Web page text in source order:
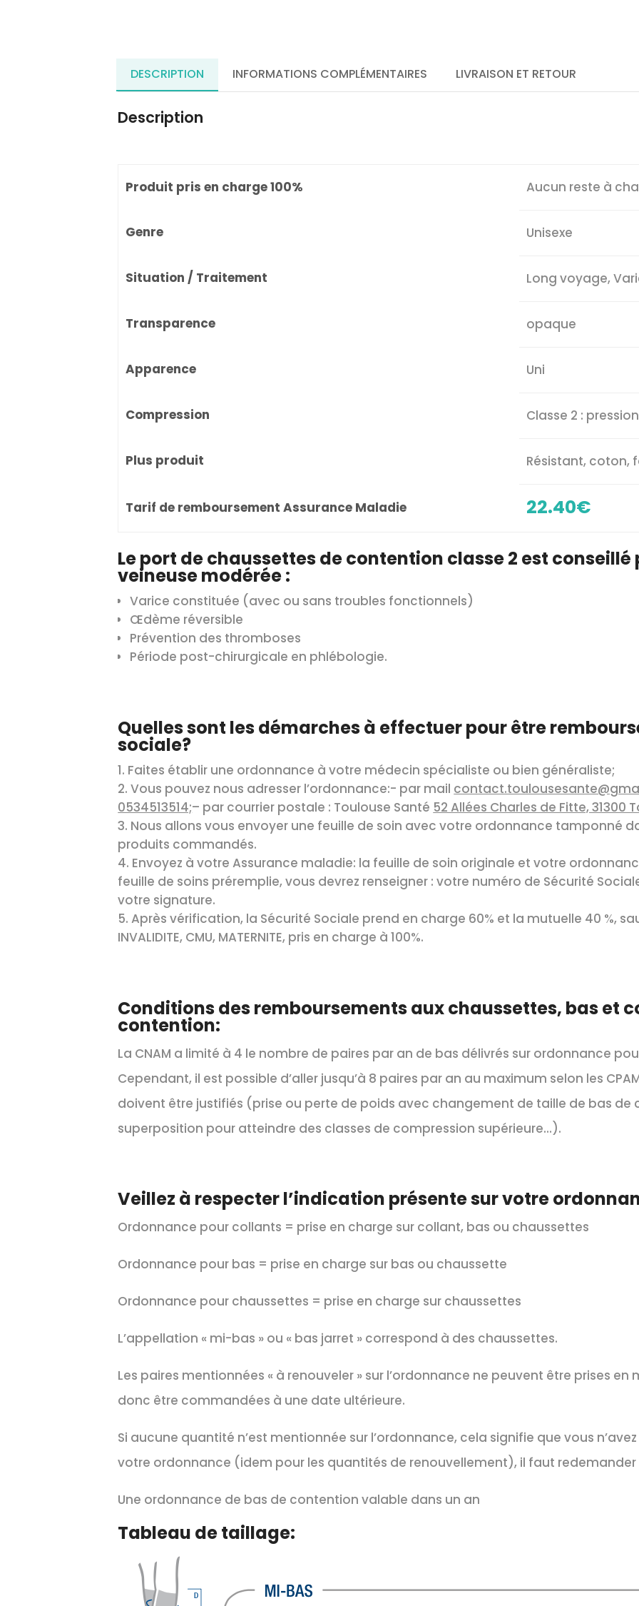
DESCRIPTION INFORMATIONS COMPLÉMENTAIRES LIVRAISON ET RETOUR
Description
Produit pris en charge 100% Aucun reste à
Genre Unisexe
Situation / Traitement Long voyage,
Transparence opaque
Apparence Uni
Compression Classe 2 :
Plus produit Résistant, coton,
Tarif de remboursement Assurance Maladie 22.40€
Le port de chaussettes de contention classe 2 est
veineuse modérée :
Varice constituée (avec ou sans troubles fonctionnels)
Œdème réversible
Prévention des thromboses
Période post-chirurgicale en phlébologie.
Quelles sont les démarches à effectuer pour être
sociale?
Faites établir une ordonnance à votre médecin spécialiste ou bien généraliste;
Vous pouvez nous adresser l’ordonnance:- par mail
0534513514;– par courrier postale : Toulouse Santé 52 Allées Charles de Fitte, 31300
Nous allons vous envoyer une feuille de soin avec votre ordonnance tamponné
produits commandés.
Envoyez à votre Assurance maladie: la feuille de soin originale et votre
feuille de soins préremplie, vous devrez renseigner : votre numéro de Sécurité
votre signature.
Après vérification, la Sécurité Sociale prend en charge 60% et la mutuelle 40 %,
INVALIDITE, CMU, MATERNITE, pris en charge à 100%.
Conditions des remboursements aux chaussettes, bas et
contention:
La CNAM a limité à 4 le nombre de paires par an de bas délivrés sur ordonnance
Cependant, il est possible d’aller jusqu’à 8 paires par an au maximum selon les
doivent être justifiés (prise ou perte de poids avec changement de taille de bas de
superposition pour atteindre des classes de compression supérieure…).
Veillez à respecter l’indication présente sur votre
Ordonnance pour collants = prise en charge sur collant, bas ou chaussettes
Ordonnance pour bas = prise en charge sur bas ou chaussette
Ordonnance pour chaussettes = prise en charge sur chaussettes
L’appellation « mi-bas » ou « bas jarret » correspond à des chaussettes.
Les paires mentionnées « à renouveler » sur l’ordonnance ne peuvent être prises
donc être commandées à une date ultérieure.
Si aucune quantité n’est mentionnée sur l’ordonnance, cela signifie que vous n’avez
votre ordonnance (idem pour les quantités de renouvellement), il faut
Une ordonnance de bas de contention valable dans un an
Tableau de taillage: